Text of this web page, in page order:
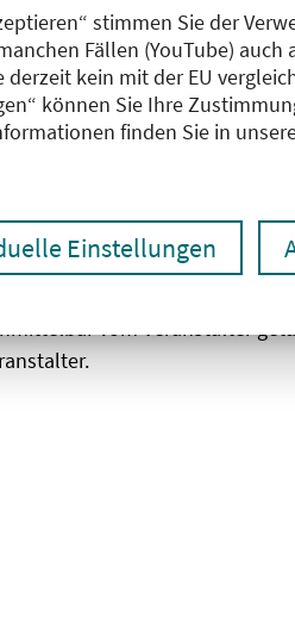
stimmen Sie der
Fällen (YouTube)
derzeit kein mit der EU
können Sie Ihre
finden Sie in
Einstellungen
Ergebnisse drucken
vom Veranstalter